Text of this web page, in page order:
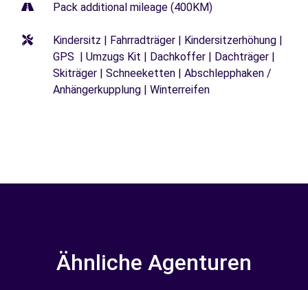
Pack additional mileage (400KM)
Kindersitz | Fahrradträger | Kindersitzerhöhung |
GPS | Umzugs Kit | Dachkoffer | Dachträger |
Skiträger | Schneeketten | Abschlepphaken /
Anhängerkupplung | Winterreifen
Ähnliche Agenturen